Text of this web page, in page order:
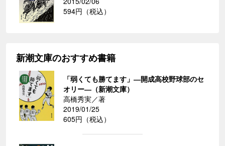
594円（税込）
新潮文庫のおすすめ書籍
「弱くても勝てます」―開成高校野球部のセ
オリー―（新潮文庫）
高橋秀実／著
2019/01/25
605円（税込）